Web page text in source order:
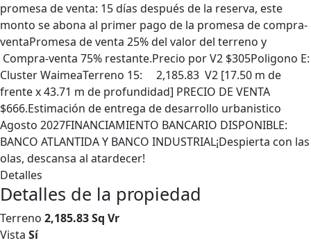
promesa de venta: 15 días después de la reserva, este
monto se abona al primer pago de la promesa de compra-
ventaPromesa de venta 25% del valor del terreno y
Compra-venta 75% restante.Precio por V2 $305Poligono E:
Cluster WaimeaTerreno 15: 2,185.83 V2 [17.50 m de
frente x 43.71 m de profundidad] PRECIO DE VENTA
$666.Estimación de entrega de desarrollo urbanistico
Agosto 2027FINANCIAMIENTO BANCARIO DISPONIBLE:
BANCO ATLANTIDA Y BANCO INDUSTRIAL¡Despierta con las
olas, descansa al atardecer!
Detalles
Detalles de la propiedad
Terreno 2,185.83 Sq Vr
Vista Sí